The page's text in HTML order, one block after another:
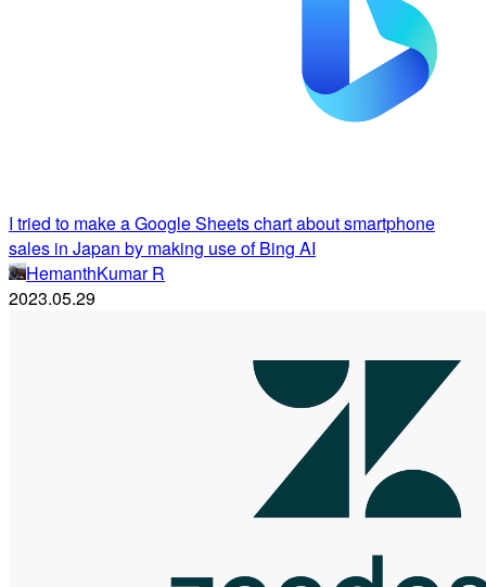
I tried to make a Google Sheets chart about smartphone
sales in Japan by making use of Bing AI
HemanthKumar R
2023.05.29